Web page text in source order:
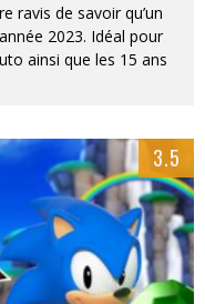
ravis de savoir qu’un
2023. Idéal pour
ainsi que les 15 ans
3.5